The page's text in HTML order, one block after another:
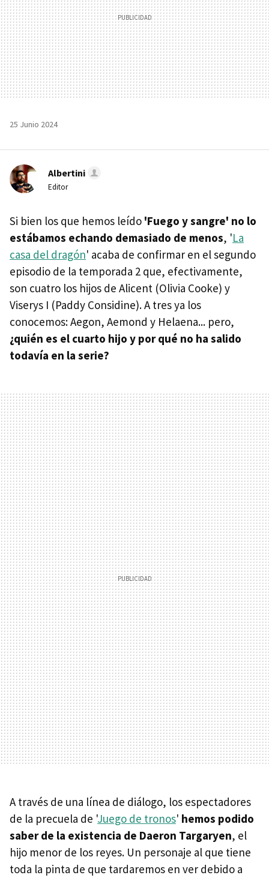
25 Junio 2024
Albertini
Editor
Si bien los que hemos leído 'Fuego y sangre' no lo
estábamos echando demasiado de menos, 'La
casa del dragón' acaba de confirmar en el segundo
episodio de la temporada 2 que, efectivamente,
son cuatro los hijos de Alicent (Olivia Cooke) y
Viserys I (Paddy Considine). A tres ya los
conocemos: Aegon, Aemond y Helaena... pero,
¿quién es el cuarto hijo y por qué no ha salido
todavía en la serie?
A través de una línea de diálogo, los espectadores
de la precuela de 'Juego de tronos' hemos podido
saber de la existencia de Daeron Targaryen, el
hijo menor de los reyes. Un personaje al que tiene
toda la pinta de que tardaremos en ver debido a